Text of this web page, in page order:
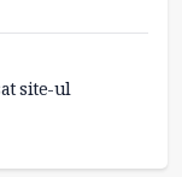
site-ul